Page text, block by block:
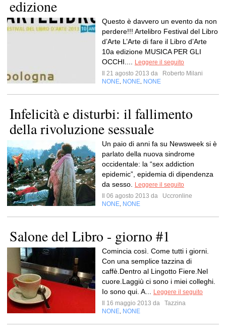
edizione
Questo è davvero un evento da non
perdere!!! Artelibro Festival del Libro
d’Arte L’Arte di fare il Libro d’Arte
10a edizione MUSICA PER GLI
OCCHI....
Leggere il seguito
Il 21 agosto 2013 da
Roberto Milani
NONE NONE NONE
Infelicità e disturbi: il fallimento
della rivoluzione sessuale
Un paio di anni fa su Newsweek si è
parlato della nuova sindrome
occidentale: la “sex addiction
epidemic”, epidemia di dipendenza
da sesso.
Leggere il seguito
Il 06 agosto 2013 da
Uccronline
NONE NONE
Salone del Libro - giorno #1
Comincia così. Come tutti i giorni.
Con una semplice tazzina di
caffè.Dentro al Lingotto Fiere.Nel
cuore.Laggiù ci sono i miei colleghi.
Io sono qui. A...
Leggere il seguito
Il 16 maggio 2013 da
Tazzina
NONE NONE